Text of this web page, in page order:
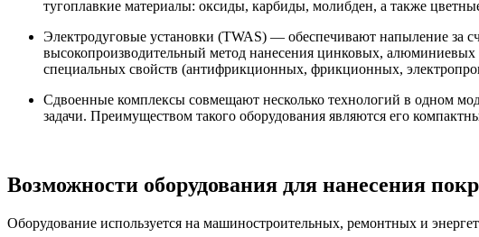
тугоплавкие материалы: оксиды, карбиды, молибден, а также
Электродуговые установки (TWAS) — обеспечивают напыление за
высокопроизводительный метод нанесения цинковых,
специальных свойств (антифрикционных, фрикционных,
Сдвоенные комплексы совмещают несколько технологий в одном
задачи. Преимуществом такого оборудования являются его
Возможности оборудования для нанесения
Оборудование используется на машиностроительных, ремонтных и